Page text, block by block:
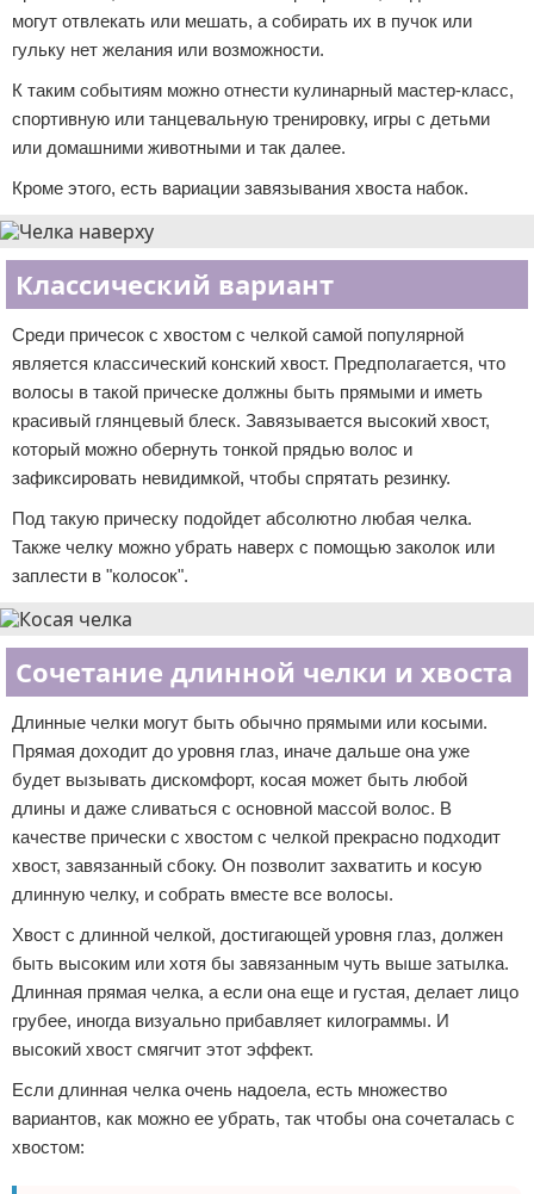
могут отвлекать или мешать, а собирать их в пучок или
гульку нет желания или возможности.
К таким событиям можно отнести кулинарный мастер-класс,
спортивную или танцевальную тренировку, игры с детьми
или домашними животными и так далее.
Кроме этого, есть вариации завязывания хвоста набок.
Классический вариант
Среди причесок с хвостом с челкой самой популярной
является классический конский хвост. Предполагается, что
волосы в такой прическе должны быть прямыми и иметь
красивый глянцевый блеск. Завязывается высокий хвост,
который можно обернуть тонкой прядью волос и
зафиксировать невидимкой, чтобы спрятать резинку.
Под такую прическу подойдет абсолютно любая челка.
Также челку можно убрать наверх с помощью заколок или
заплести в "колосок".
Сочетание длинной челки и хвоста
Длинные челки могут быть обычно прямыми или косыми.
Прямая доходит до уровня глаз, иначе дальше она уже
будет вызывать дискомфорт, косая может быть любой
длины и даже сливаться с основной массой волос. В
качестве прически с хвостом с челкой прекрасно подходит
хвост, завязанный сбоку. Он позволит захватить и косую
длинную челку, и собрать вместе все волосы.
Хвост с длинной челкой, достигающей уровня глаз, должен
быть высоким или хотя бы завязанным чуть выше затылка.
Длинная прямая челка, а если она еще и густая, делает лицо
грубее, иногда визуально прибавляет килограммы. И
высокий хвост смягчит этот эффект.
Если длинная челка очень надоела, есть множество
вариантов, как можно ее убрать, так чтобы она сочеталась с
хвостом: